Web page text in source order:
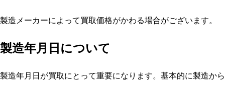
製造メーカーによって買取価格がかわる場合がございます。
製造年月日について
製造年月日が買取にとって重要になります。基本的に製造から